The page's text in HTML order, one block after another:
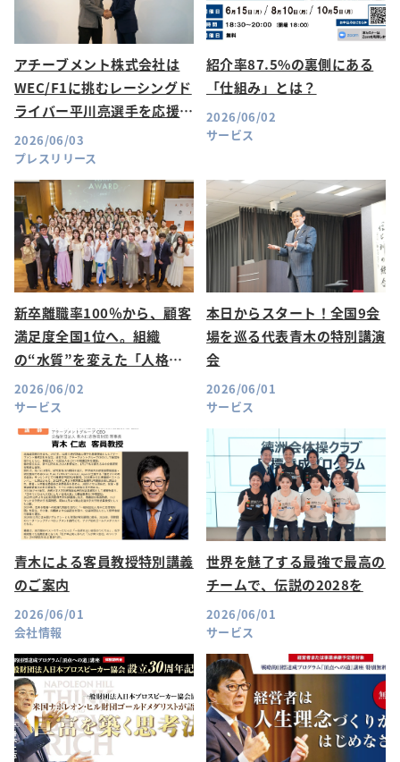
アチーブメント株式会社は
WEC/F1に挑むレーシングド
ライバー平川亮選手を応援し
ています
プレスリリース
2026/06/03
紹介率87.5%の裏側にある
「仕組み」とは？
サービス
2026/06/02
新卒離職率100％から、顧客
満足度全国1位へ。組織
の“水質”を変えた「人格教
育」への転換
サービス
2026/06/02
本日からスタート！全国9会
場を巡る代表青木の特別講演
会
サービス
2026/06/01
青木による客員教授特別講義
のご案内
会社情報
2026/06/01
世界を魅了する最強で最高の
チームで、伝説の2028を
サービス
2026/06/01